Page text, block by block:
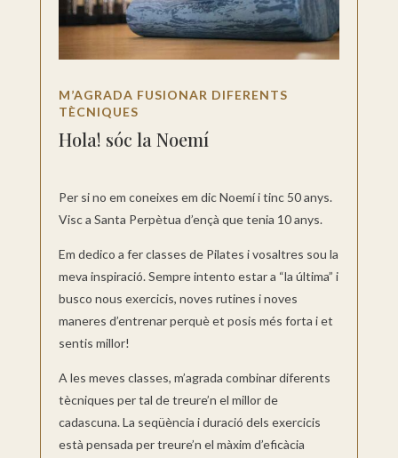
M’AGRADA FUSIONAR DIFERENTS
TÈCNIQUES
Hola! sóc la Noemí
Per si no em coneixes em dic Noemí i tinc 50 anys.
Visc a Santa Perpètua d’ençà que tenia 10 anys.
Em dedico a fer classes de Pilates i vosaltres sou la
meva inspiració. Sempre intento estar a “la última” i
busco nous exercicis, noves rutines i noves
maneres d’entrenar perquè et posis més forta i et
sentis millor!
A les meves classes, m’agrada combinar diferents
tècniques per tal de treure’n el millor de
cadascuna. La seqüència i duració dels exercicis
està pensada per treure’n el màxim d’eficàcia